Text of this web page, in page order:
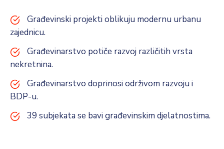
Građevinski projekti oblikuju modernu urbanu
zajednicu.
Građevinarstvo potiče razvoj različitih vrsta
nekretnina.
Građevinarstvo doprinosi održivom razvoju i
BDP-u.
39 subjekata se bavi građevinskim djelatnostima.